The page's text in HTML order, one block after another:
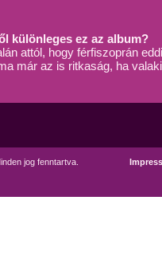
különleges ez az album?
attól, hogy férfiszoprán
már az is ritkaság, ha
jog fenntartva.